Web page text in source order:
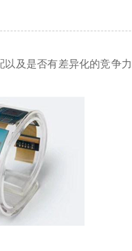
及是否有差异化的竞争